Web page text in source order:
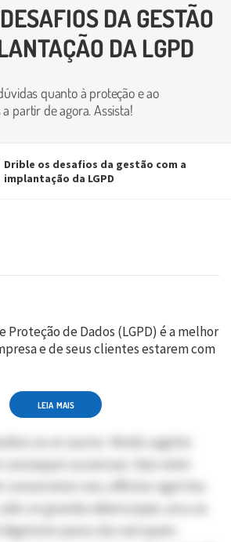
DA GESTÃO
DA LGPD
quanto à proteção e ao
partir de agora. Assista!
Drible os desafios da gestão com a
implantação da LGPD
Proteção de Dados (LGPD) é a melhor
e de seus clientes estarem com
LEIA MAIS
ex et auctor. Morbi sagittis
accumsan. Duis enim
consectetur non, efficitur eget leo.
at gravida ullamcorper, arcu ex
purus dui sed quam.